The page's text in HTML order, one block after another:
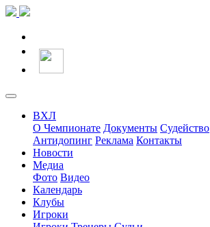
ВХЛ
О Чемпионате Документы Судейство
Антидопинг Реклама Контакты
Новости
Медиа
Фото Видео
Календарь
Клубы
Игроки